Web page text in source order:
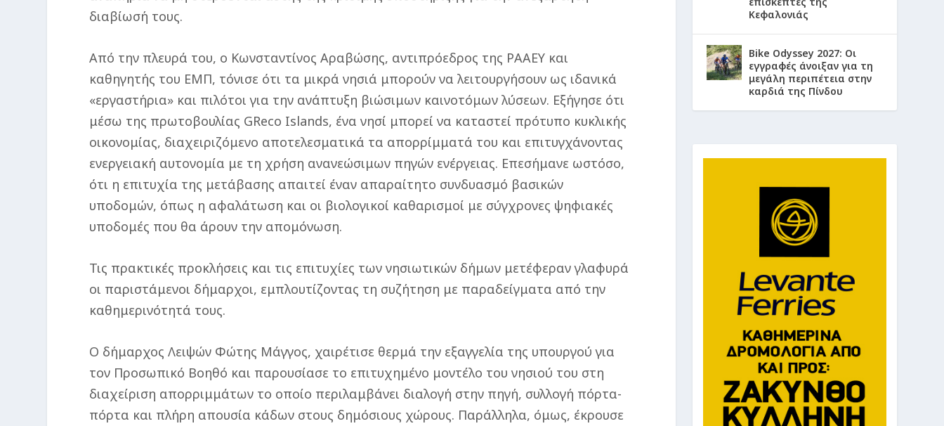
διαβίωσή τους.
Από την πλευρά του, ο Κωνσταντίνος Αραβώσης, αντιπρόεδρος της ΡΑΑΕΥ και
καθηγητής του ΕΜΠ, τόνισε ότι τα μικρά νησιά μπορούν να λειτουργήσουν ως ιδανικά
«εργαστήρια» και πιλότοι για την ανάπτυξη βιώσιμων καινοτόμων λύσεων. Εξήγησε ότι
μέσω της πρωτοβουλίας GReco Islands, ένα νησί μπορεί να καταστεί πρότυπο κυκλικής
οικονομίας, διαχειριζόμενο αποτελεσματικά τα απορρίμματά του και επιτυγχάνοντας
ενεργειακή αυτονομία με τη χρήση ανανεώσιμων πηγών ενέργειας. Επεσήμανε ωστόσο,
ότι η επιτυχία της μετάβασης απαιτεί έναν απαραίτητο συνδυασμό βασικών
υποδομών, όπως η αφαλάτωση και οι βιολογικοί καθαρισμοί με σύγχρονες ψηφιακές
υποδομές που θα άρουν την απομόνωση.
Τις πρακτικές προκλήσεις και τις επιτυχίες των νησιωτικών δήμων μετέφεραν γλαφυρά
οι παριστάμενοι δήμαρχοι, εμπλουτίζοντας τη συζήτηση με παραδείγματα από την
καθημερινότητά τους.
Ο δήμαρχος Λειψών Φώτης Μάγγος, χαιρέτισε θερμά την εξαγγελία της υπουργού για
τον Προσωπικό Βοηθό και παρουσίασε το επιτυχημένο μοντέλο του νησιού του στη
διαχείριση απορριμμάτων το οποίο περιλαμβάνει διαλογή στην πηγή, συλλογή πόρτα-
πόρτα και πλήρη απουσία κάδων στους δημόσιους χώρους. Παράλληλα, όμως, έκρουσε
Κεφαλονιάς
Bike Odyssey 2027: Οι
εγγραφές άνοιξαν για τη
μεγάλη περιπέτεια στην
καρδιά της Πίνδου